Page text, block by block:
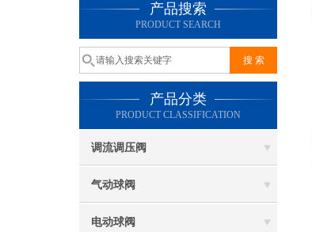
产品搜索
PRODUCT SEARCH
产品分类
PRODUCT CLASSIFICATION
调流调压阀
气动球阀
电动球阀